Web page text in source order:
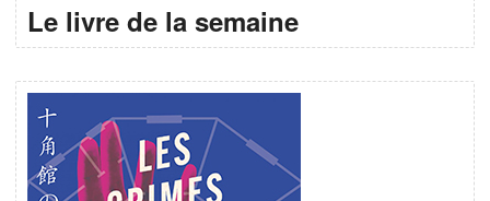
Le livre de la semaine